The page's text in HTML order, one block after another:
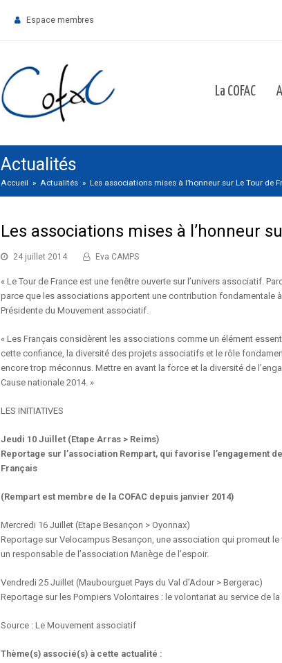
Espace membres
La COFAC
Actualités
Accueil » Actualités » Les associations mises à l’honneur sur Le Tour de
Les associations mises à l’honneur
24 juillet 2014 Eva CAMPS
« Le Tour de France est une fenêtre ouverte sur l’univers associatif.
parce que les associations apportent une contribution fondamentale
Présidente du Mouvement associatif.
« Les Français considèrent les associations comme un élément
cette confiance, la diversité des projets associatifs et le rôle
encore trop méconnus. Mettre en avant la force et la diversité de
Cause nationale 2014. »
LES INITIATIVES
Jeudi 10 Juillet (Etape Arras > Reims)
Reportage sur l’association Rempart, qui favorise l’engagement
Français
(Rempart est membre de la COFAC depuis janvier 2014)
Mercredi 16 Juillet (Etape Besançon > Oyonnax)
Reportage sur Velocampus Besançon, une association qui promeut
un responsable de l’association Manège de l’espoir.
Vendredi 25 Juillet (Maubourguet Pays du Val d’Adour > Bergerac)
Reportage sur les Pompiers Volontaires : le volontariat au service de
Source : Le Mouvement associatif
Thème(s) associé(s) à cette actualité :